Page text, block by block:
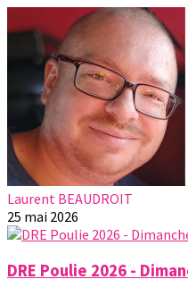
Laurent BEAUDROIT
25 mai 2026
DRE Poulie 2026 -